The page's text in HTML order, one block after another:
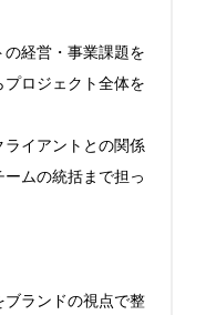
経営・事業課題を
ロジェクト全体を
イアントとの関係
ムの統括まで担っ
ブランドの視点で整